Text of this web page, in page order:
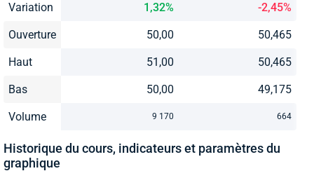
Variation 1,32% -2,45%
Ouverture 50,00 50,465
Haut 51,00 50,465
Bas 50,00 49,175
Volume 9 170 664
Historique du cours, indicateurs et paramètres du
graphique